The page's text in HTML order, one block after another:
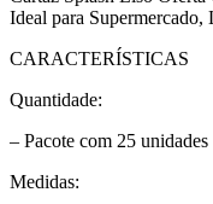
Ideal para
CARACTERÍSTICAS
Quantidade:
– Pacote com 25 unidades
Medidas: